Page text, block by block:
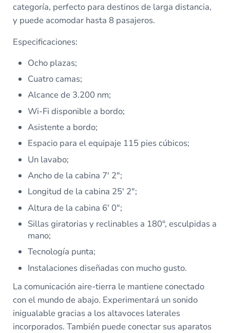
categoría, perfecto para destinos de larga distancia,
y puede acomodar hasta 8 pasajeros.
Especificaciones:
Ocho plazas;
Cuatro camas;
Alcance de 3.200 nm;
Wi-Fi disponible a bordo;
Asistente a bordo;
Espacio para el equipaje 115 pies cúbicos;
Un lavabo;
Ancho de la cabina 7′ 2″;
Longitud de la cabina 25′ 2″;
Altura de la cabina 6′ 0″;
Sillas giratorias y reclinables a 180°, esculpidas a
mano;
Tecnología punta;
Instalaciones diseñadas con mucho gusto.
La comunicación aire-tierra le mantiene conectado
con el mundo de abajo. Experimentará un sonido
inigualable gracias a los altavoces laterales
incorporados. También puede conectar sus aparatos